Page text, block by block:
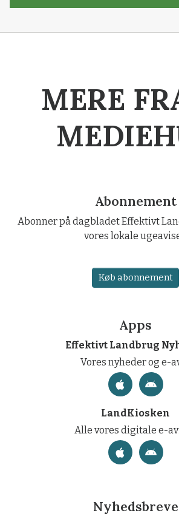
MERE
Abonnement
Abonner på dagbladet Effektivt
vores lokale
Køb abonnement
Apps
Effektivt Landbrug
Vores nyheder og e-
LandKiosken
Alle vores digitale e-
Nyhedsbreve